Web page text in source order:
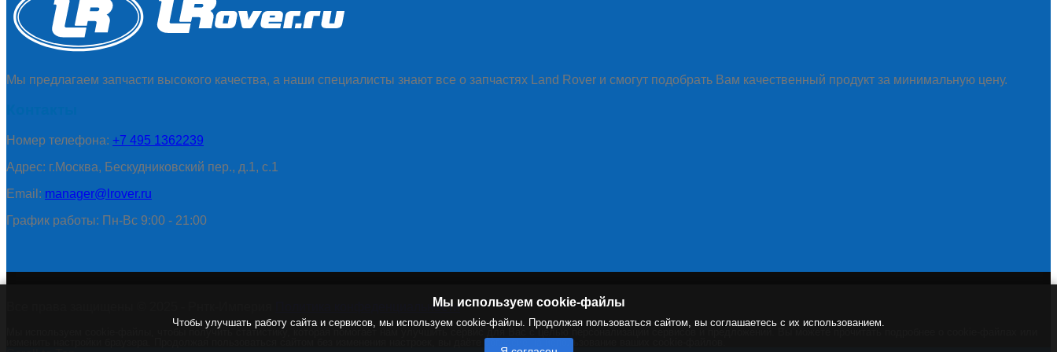
Мы используем cookie-файлы
Чтобы улучшать работу сайта и сервисов, мы используем cookie-файлы. Продолжая пользоваться сайтом, вы соглашаетесь с их использованием.
Мы предлагаем запчасти высокого качества, а наши специалисты знают все о запчастях Land Rover и смогут подобрать Вам качественный продукт за минимальную цену.
Номер телефона: +7 495 1362239
Адрес: г.Москва, Бескудниковский пер., д.1, с.1
Email: manager@lrover.ru
График работы: Пн-Вс 9:00 - 21:00
Политика конфеденциальности
Мы используем cookie-файлы, чтобы получить статистику, которая помогает нам улучшить сервис для Вас с целью персонализации сервисов и предложений. Вы можете прочитать подробнее о cookie-файлах или
изменить настройки браузера. Продолжая пользоваться сайтом без изменения настроек, вы даёте согласие на использование ваших cookie-файлов.